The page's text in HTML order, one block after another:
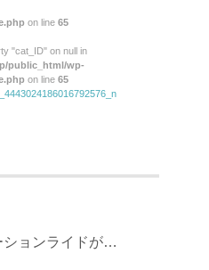
on line 65
"cat_ID" on null in
public_html/wp-
on line 65
ションライドが…